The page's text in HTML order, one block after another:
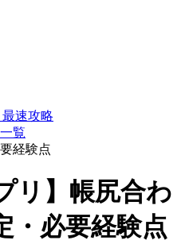
速攻略
覧
経験点
リ】帳尻合わ
・必要経験点